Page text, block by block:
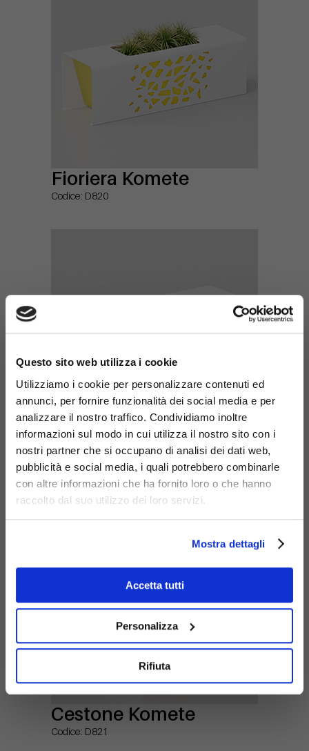
Questo sito web utilizza i cookie
Utilizziamo i cookie per personalizzare contenuti ed
annunci, per fornire funzionalità dei social media e per
analizzare il nostro traffico. Condividiamo inoltre
informazioni sul modo in cui utilizza il nostro sito con i
nostri partner che si occupano di analisi dei dati web,
pubblicità e social media, i quali potrebbero combinarle
con altre informazioni che ha fornito loro o che hanno
raccolto dal suo utilizzo dei loro servizi.
Mostra dettagli
Accetta tutti
Personalizza
Rifiuta
Fioriera Komete
Codice: D820
Panca Komete
Codice: D819
Cestone Komete
Codice: D821